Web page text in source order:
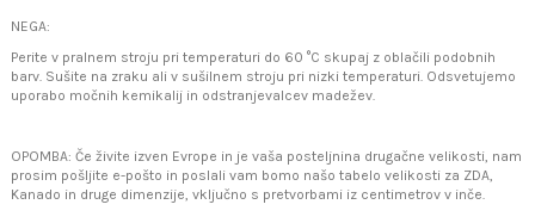
NEGA:
Perite v pralnem stroju pri temperaturi do 60 °C skupaj z oblačili podobnih
barv. Sušite na zraku ali v sušilnem stroju pri nizki temperaturi. Odsvetujemo
uporabo močnih kemikalij in odstranjevalcev madežev.
OPOMBA: Če živite izven Evrope in je vaša posteljnina drugačne velikosti, nam
prosim pošljite e-pošto in poslali vam bomo našo tabelo velikosti za ZDA,
Kanado in druge dimenzije, vključno s pretvorbami iz centimetrov v inče.